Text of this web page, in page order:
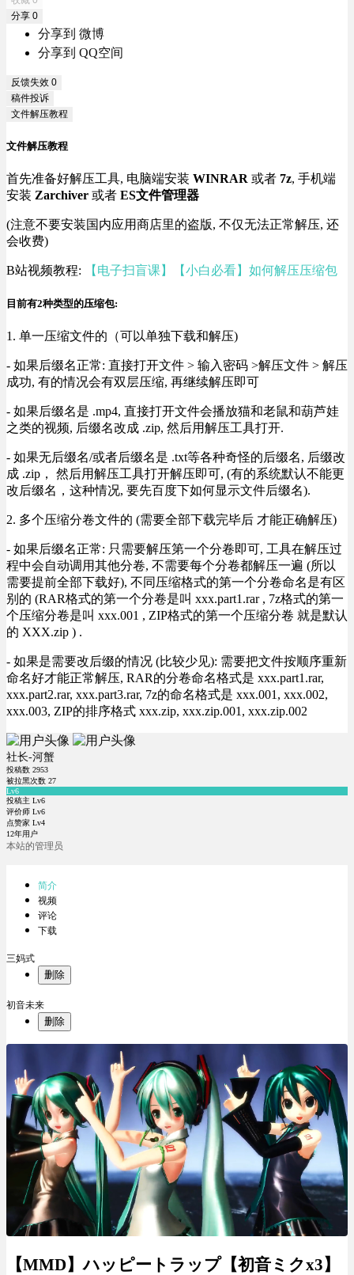
分享 0
分享到 微博
分享到 QQ空间
反馈失效 0
稿件投诉
文件解压教程
文件解压教程
首先准备好解压工具, 电脑端安装 WINRAR 或者 7z, 手机端
安装 Zarchiver 或者 ES文件管理器
(注意不要安装国内应用商店里的盗版, 不仅无法正常解压, 还
会收费)
B站视频教程: 【电子扫盲课】【小白必看】如何解压压缩包
目前有2种类型的压缩包:
1. 单一压缩文件的（可以单独下载和解压)
- 如果后缀名正常: 直接打开文件 > 输入密码 >解压文件 > 解压
成功, 有的情况会有双层压缩, 再继续解压即可
- 如果后缀名是 .mp4, 直接打开文件会播放猫和老鼠和葫芦娃
之类的视频, 后缀名改成 .zip, 然后用解压工具打开.
- 如果无后缀名/或者后缀名是 .txt等各种奇怪的后缀名, 后缀改
成 .zip， 然后用解压工具打开解压即可, (有的系统默认不能更
改后缀名，这种情况, 要先百度下如何显示文件后缀名).
2. 多个压缩分卷文件的 (需要全部下载完毕后 才能正确解压)
- 如果后缀名正常: 只需要解压第一个分卷即可, 工具在解压过
程中会自动调用其他分卷, 不需要每个分卷都解压一遍 (所以
需要提前全部下载好), 不同压缩格式的第一个分卷命名是有区
别的 (RAR格式的第一个分卷是叫 xxx.part1.rar , 7z格式的第一
个压缩分卷是叫 xxx.001 , ZIP格式的第一个压缩分卷 就是默认
的 XXX.zip ) .
- 如果是需要改后缀的情况 (比较少见): 需要把文件按顺序重新
命名好才能正常解压, RAR的分卷命名格式是 xxx.part1.rar,
xxx.part2.rar, xxx.part3.rar, 7z的命名格式是 xxx.001, xxx.002,
xxx.003, ZIP的排序格式 xxx.zip, xxx.zip.001, xxx.zip.002
社长-河蟹
投稿数 2953
被拉黑次数 27
Lv6
投稿主 Lv6
评价师 Lv6
点赞家 Lv4
12年用户
本站的管理员
简介
视频
评论
下载
三妈式
删除
初音未来
删除
【MMD】ハッピートラップ【初音ミクx3】